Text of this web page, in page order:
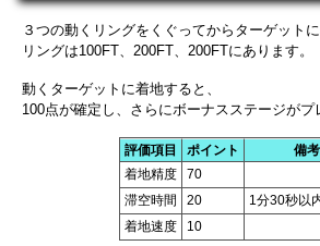
３つの動くリングをくぐってからターゲットに
リングは100FT、200FT、200FTにあります。
動くターゲットに着地すると、
100点が確定し、さらにボーナスステージがプ
評価項目 ポイント
備考
着地精度
70
滞空時間
20
1分30秒以
着地速度
10